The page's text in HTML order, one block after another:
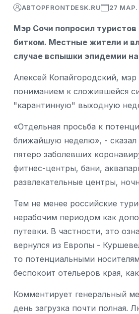
АВТОРFRONTDESK.RU 27 МАР.
Мэр Сочи попросил
битком. Местные жители и
случае вспышки эпидемии
Алексей Копайгородский,
пониманием к сложившейся
"карантинную" выходную
«Отдельная просьба к
ближайшую неделю», -
пятеро заболевших
фитнес-центры, бани,
развлекательные центры,
Тем не менее российские
нерабочим периодом как
путевки. В частности, это
вернулся из Европы -
то потенциальными
беспокоит отельеров края,
Комментирует генеральный
день загрузка почти полная.